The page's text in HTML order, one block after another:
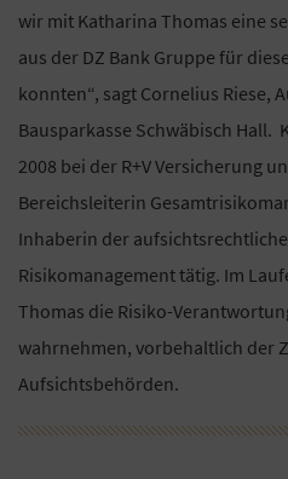
wir mit Katharina Thomas eine
aus der DZ Bank Gruppe für
konnten“, sagt Cornelius Riese,
Bausparkasse Schwäbisch Hall.
2008 bei der R+V Versicherung
Bereichsleiterin
Inhaberin der
Risikomanagement tätig. Im
Thomas die Risiko-
wahrnehmen, vorbehaltlich der
Aufsichtsbehörden.